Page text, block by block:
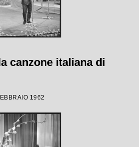
canzone italiana di
1962